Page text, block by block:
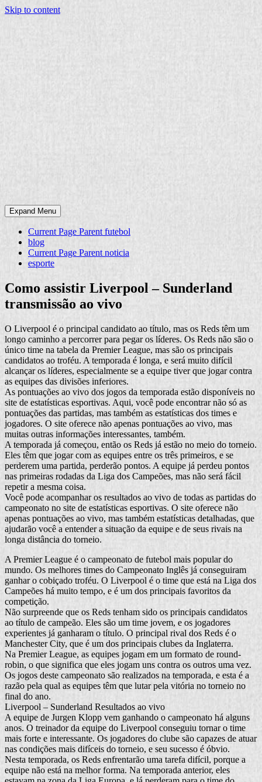
Skip to content
Expand Menu
Current Page Parent futebol
blog
Current Page Parent noticia
esporte
Como assistir Liverpool – Sunderland
transmissão ao vivo
O Liverpool é o principal candidato ao título, mas os Reds têm um
longo caminho a percorrer para pegar os líderes. Os Reds não são o
único time na tabela da Premier League, mas são os principais
candidatos ao troféu. A temporada é longa, e será muito difícil
alcançar os líderes, especialmente se a equipe tiver que jogar contra
as equipes das divisões inferiores.
As pontuações ao vivo dos jogos da temporada estão disponíveis no
site de estatísticas esportivas. Aqui, você pode encontrar não só as
pontuações das partidas, mas também as estatísticas dos times e
jogadores. O site oferece não apenas pontuações ao vivo, mas
muitas outras informações interessantes, também.
A temporada já começou, então os Reds já estão no meio do torneio.
Eles têm que jogar com as equipes entre os três primeiros, e se
perderem uma partida, perderão pontos. A equipe já perdeu pontos
nas primeiras rodadas da Liga dos Campeões, mas não será fácil
repetir a mesma coisa.
Você pode acompanhar os resultados ao vivo de todas as partidas do
campeonato no site de estatísticas esportivas. O site oferece não
apenas pontuações ao vivo, mas também estatísticas detalhadas, que
ajudarão você a entender a situação da equipe e de seus rivais na
longa distância do torneio.
A Premier League é o campeonato de futebol mais popular do
mundo. Os melhores times do Campeonato Inglês já conseguiram
ganhar o cobiçado troféu. O Liverpool é o time que está na Liga dos
Campeões há muito tempo, e é um dos principais favoritos da
competição.
Não surpreende que os Reds tenham sido os principais candidatos
ao título de campeão. Eles são um time jovem, e os jogadores
experientes já ganharam o título. O principal rival dos Reds é o
Manchester City, que é um dos principais clubes da Inglaterra.
Na Premier League, as equipes jogam em um formato de round-
robin, o que significa que eles jogam uns contra os outros uma vez.
Os jogos deste campeonato são realizados na temporada, e esta é a
razão pela qual as equipes têm que lutar pela vitória no torneio no
final do ano.
Liverpool – Sunderland Resultados ao vivo
A equipe de Jurgen Klopp vem ganhando o campeonato há alguns
anos. O treinador da equipe do Liverpool conseguiu tornar o time
mais forte e interessante. Os jogadores do clube são capazes de atuar
nas condições mais difíceis do torneio, e seu sucesso é óbvio.
Nesta temporada, os Reds enfrentarão uma tarefa difícil, porque a
equipe não está na melhor forma. Na temporada anterior, eles